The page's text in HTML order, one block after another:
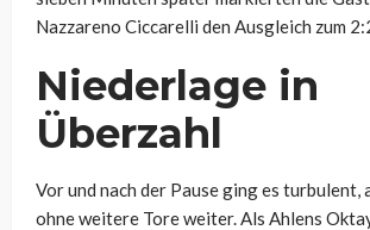
Nazzareno Ciccarelli den Ausgleich zum
Niederlage in
Überzahl
Vor und nach der Pause ging es turbulent,
ohne weitere Tore weiter. Als Ahlens